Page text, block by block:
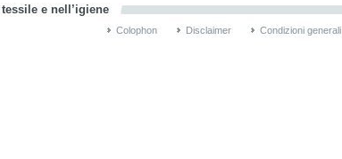
e nell’igiene
Colophon Disclaimer Condizioni generali